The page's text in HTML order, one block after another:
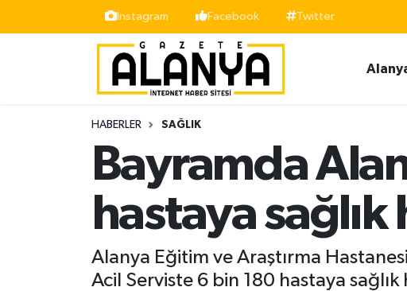
İnstagram Facebook Twitter
HABERLER SAĞLIK
Bayramda
hastaya
Alanya Eğitim ve Araştırma
Acil Serviste 6 bin 180 hastaya sağlık
İstanbul Nöbetçi Eczaneler
İstanbul Hava Durumu
Süper Lig Puan Durumu ve Fikstür
Tüm Manşetler
Son Dakika Haberleri